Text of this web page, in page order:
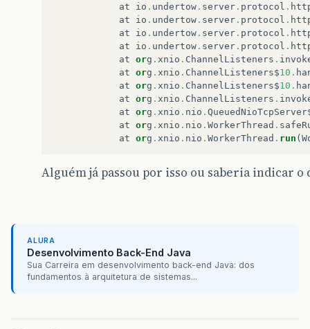
at
io . undertow . server . protocol .
at
io . undertow . server . protocol .
at
io . undertow . server . protocol .
at
io . undertow . server . protocol .
at org . xnio . ChannelListeners .
at org . xnio . ChannelListeners$10.
at org . xnio . ChannelListeners$10.
at org . xnio . ChannelListeners .
at org . xnio . nio .
at org . xnio . nio . WorkerThread .
at org . xnio . nio . WorkerThread . run (
Alguém já passou por isso ou saberia indicar o
ALURA
Desenvolvimento Back-End Java
Sua Carreira em desenvolvimento back-end Java: dos
fundamentos à arquitetura de sistemas...